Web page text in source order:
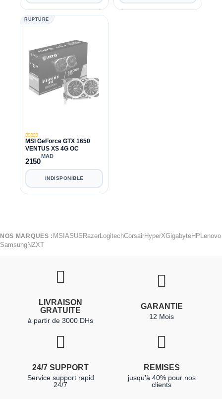
RUPTURE
MSI GeForce GTX 1650
VENTUS XS 4G OC
2150
MAD
INDISPONIBLE
NOS MARQUES : MSI ASUS RazerLogitechCorsairHyperXGigabyteHP Lenovo
SamsungNZXT
LIVRAISON
GRATUITE
à partir de 3000 DHs
GARANTIE
12 Mois
24/7 SUPPORT
Service support rapid
24/7
REMISES
jusqu'à 40% pour nos
clients